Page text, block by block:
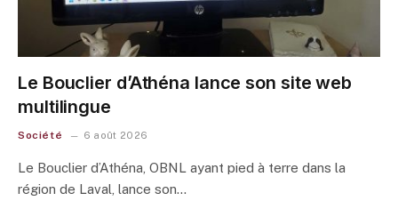
Le Bouclier d’Athéna lance son site web
multilingue
Société 6 août 2026
Le Bouclier d’Athéna, OBNL ayant pied à terre dans la
région de Laval, lance son…